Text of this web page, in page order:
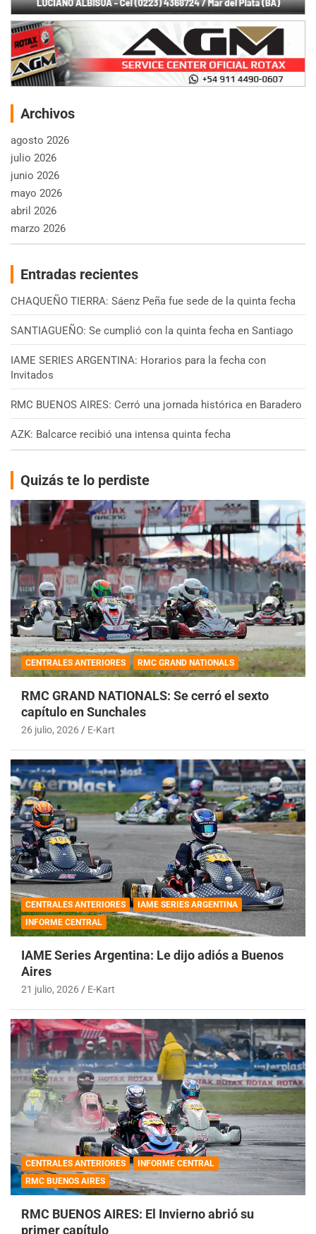
Archivos
agosto 2026
julio 2026
junio 2026
mayo 2026
abril 2026
marzo 2026
Entradas recientes
CHAQUEÑO TIERRA: Sáenz Peña fue sede de la quinta fecha
SANTIAGUEÑO: Se cumplió con la quinta fecha en Santiago
IAME SERIES ARGENTINA: Horarios para la fecha con
Invitados
RMC BUENOS AIRES: Cerró una jornada histórica en Baradero
AZK: Balcarce recibió una intensa quinta fecha
Quizás te lo perdiste
CENTRALES ANTERIORES RMC GRAND NATIONALS
RMC GRAND NATIONALS: Se cerró el sexto
capítulo en Sunchales
26 julio, 2026 E-Kart
CENTRALES ANTERIORES
IAME SERIES ARGENTINA
INFORME CENTRAL
IAME Series Argentina: Le dijo adiós a Buenos
Aires
21 julio, 2026 E-Kart
CENTRALES ANTERIORES
INFORME CENTRAL
RMC BUENOS AIRES
RMC BUENOS AIRES: El Invierno abrió su
primer capítulo